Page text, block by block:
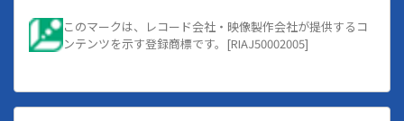
このマークは、レコード会社・映像製作会社が提供するコ
ンテンツを示す登録商標です。[RIAJ50002005]